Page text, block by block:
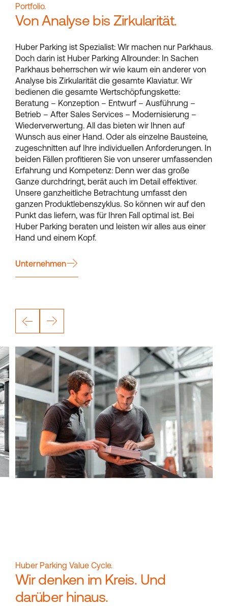
Portfolio.
Von Analyse bis Zirkularität.
Huber Parking ist Spezialist: Wir machen nur Parkhaus.
Doch darin ist Huber Parking Allrounder: In Sachen
Parkhaus beherrschen wir wie kaum ein anderer von
Analyse bis Zirkularität die gesamte Klaviatur. Wir
bedienen die gesamte Wertschöpfungskette:
Beratung – Konzeption – Entwurf – Ausführung –
Betrieb – After Sales Services – Modernisierung –
Wiederverwertung. All das bieten wir Ihnen auf
Wunsch aus einer Hand. Oder als einzelne Bausteine,
zugeschnitten auf Ihre individuellen Anforderungen. In
beiden Fällen profitieren Sie von unserer umfassenden
Erfahrung und Kompetenz: Denn wer das große
Ganze durchdringt, berät auch im Detail effektiver.
Unsere ganzheitliche Betrachtung umfasst den
ganzen Produktlebenszyklus. So können wir auf den
Punkt das liefern, was für Ihren Fall optimal ist. Bei
Huber Parking beraten und leisten wir alles aus einer
Hand und einem Kopf.
Unternehmen
Huber Parking Value Cycle.
Wir denken im Kreis. Und
darüber hinaus.